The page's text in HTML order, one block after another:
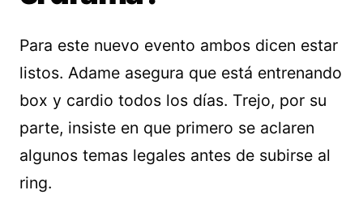
Para este nuevo evento ambos dicen estar
listos. Adame asegura que está entrenando
box y cardio todos los días. Trejo, por su
parte, insiste en que primero se aclaren
algunos temas legales antes de subirse al
ring.